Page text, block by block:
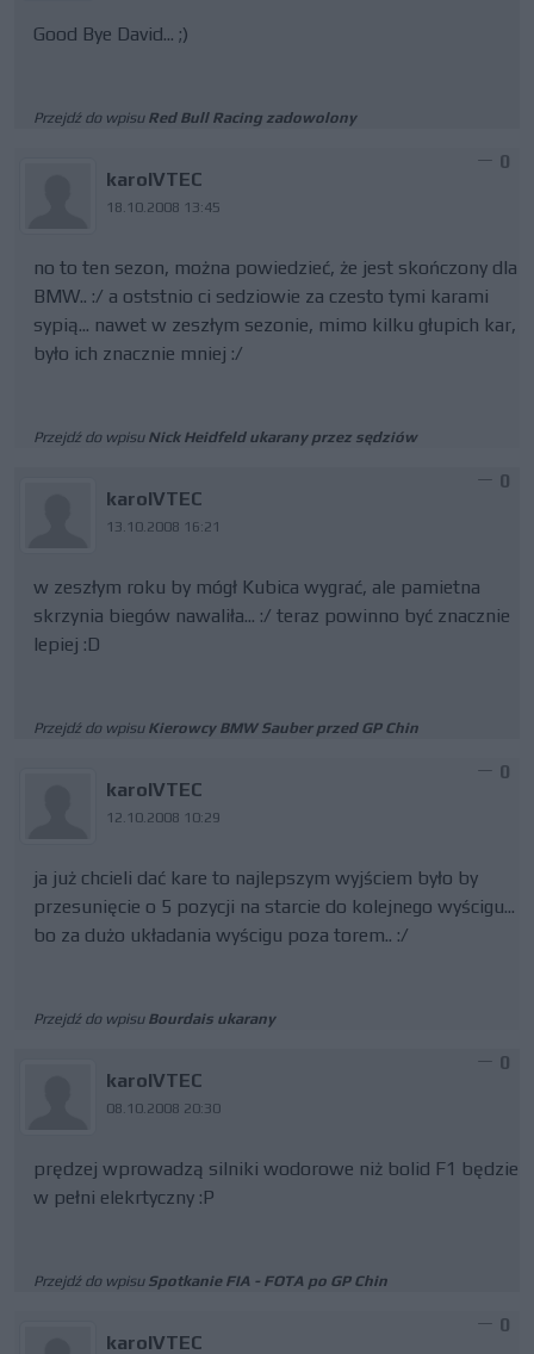
Good Bye David... ;)
Przejdź do wpisu Red Bull Racing zadowolony
karolVTEC
18.10.2008 13:45
0
no to ten sezon, można powiedzieć, że jest skończony dla
BMW.. :/ a oststnio ci sedziowie za czesto tymi karami
sypią... nawet w zeszłym sezonie, mimo kilku głupich kar,
było ich znacznie mniej :/
Przejdź do wpisu Nick Heidfeld ukarany przez sędziów
karolVTEC
13.10.2008 16:21
0
w zeszłym roku by mógł Kubica wygrać, ale pamietna
skrzynia biegów nawaliła... :/ teraz powinno być znacznie
lepiej :D
Przejdź do wpisu Kierowcy BMW Sauber przed GP Chin
karolVTEC
12.10.2008 10:29
0
ja już chcieli dać kare to najlepszym wyjściem było by
przesunięcie o 5 pozycji na starcie do kolejnego wyścigu...
bo za dużo układania wyścigu poza torem.. :/
Przejdź do wpisu Bourdais ukarany
karolVTEC
08.10.2008 20:30
0
prędzej wprowadzą silniki wodorowe niż bolid F1 będzie
w pełni elekrtyczny :P
Przejdź do wpisu Spotkanie FIA - FOTA po GP Chin
karolVTEC
0